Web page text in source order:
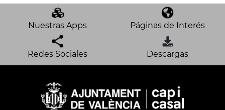
Nuestras Apps Páginas de Interés
Redes Sociales Descargas